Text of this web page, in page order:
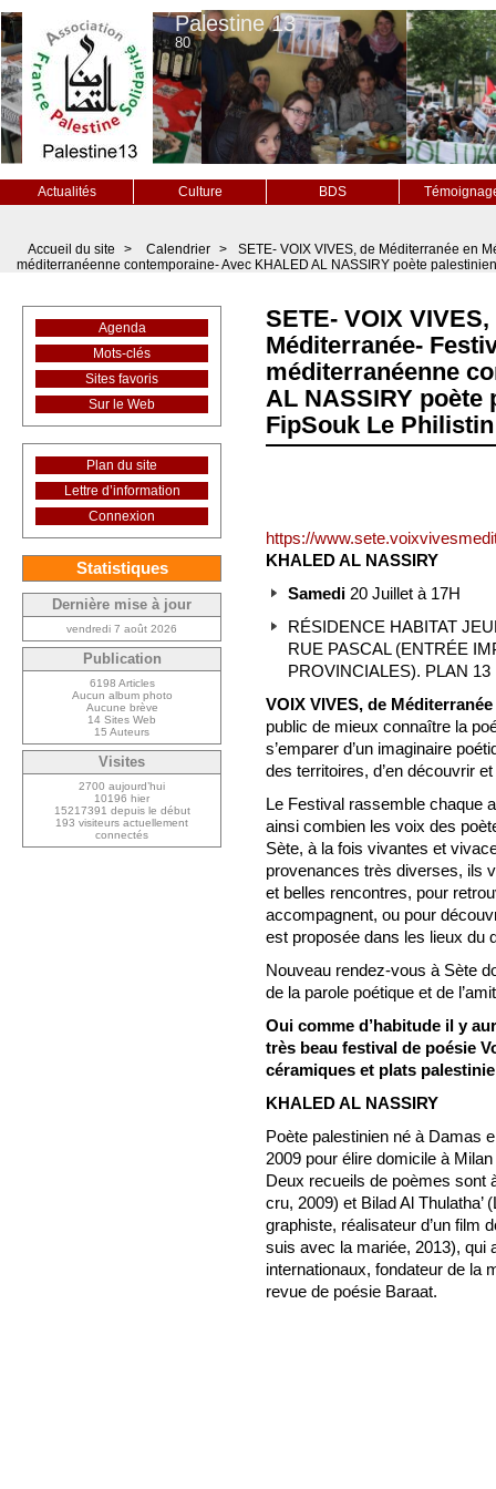
Palestine 13
80
Actualités Culture BDS
Accueil du site > Calendrier >
SETE- VOIX VIVES, de Méditerranée en
méditerranéenne contemporaine- Avec KHALED AL NASSIRY poète
SETE- VOIX
Méditerranée-
méditerranéenne
AL NASSIRY poète
FipSouk Le Philistin
https://
KHALED AL NASSIRY
Samedi 20 Juillet à 17H
RÉSIDENCE HABITAT
RUE PASCAL (ENTRÉE
PROVINCIALES). PLAN 13
VOIX VIVES, de
public de mieux connaître la
s’emparer d’un imaginaire
des territoires, d’en découvrir
Le Festival rassemble chaque
ainsi combien les voix des
Sète, à la fois vivantes et
provenances très diverses, ils
et belles rencontres, pour
accompagnent, ou pour
est proposée dans les lieux du
Nouveau rendez-vous à Sète
de la parole poétique et de
Oui comme d’habitude il y
très beau festival de poésie
céramiques et plats
KHALED AL NASSIRY
Poète palestinien né à Damas
2009 pour élire domicile à
Deux recueils de poèmes sont
cru, 2009) et Bilad Al
graphiste, réalisateur d’un film
suis avec la mariée, 2013), qui
internationaux, fondateur de la
revue de poésie Baraat.
Agenda
Mots-clés
Sites favoris
Sur le Web
Plan du site
Lettre d’information
Connexion
Statistiques
Dernière mise à jour
vendredi 7 août 2026
Publication
6198 Articles
Aucun album photo
Aucune brève
14 Sites Web
15 Auteurs
Visites
2700 aujourd’hui
10196 hier
15217391 depuis le début
193 visiteurs actuellement
connectés